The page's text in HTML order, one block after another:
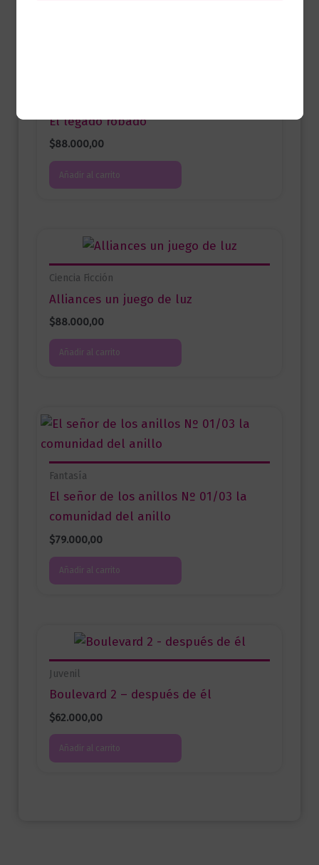
El legado robado
$88.000,00
Añadir al carrito
Ciencia Ficción
Alliances un juego de luz
$88.000,00
Añadir al carrito
Fantasía
El señor de los anillos Nº 01/03 la
comunidad del anillo
$79.000,00
Añadir al carrito
Juvenil
Boulevard 2 – después de él
$62.000,00
Añadir al carrito